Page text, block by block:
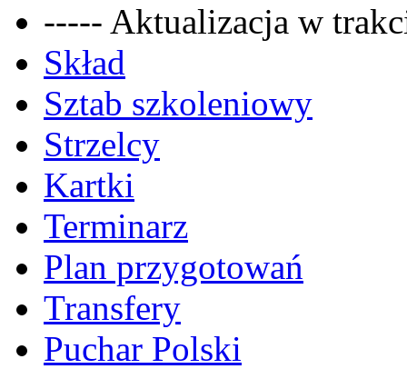
----- Aktualizacja w
Skład
Sztab szkoleniowy
Strzelcy
Kartki
Terminarz
Plan przygotowań
Transfery
Puchar Polski